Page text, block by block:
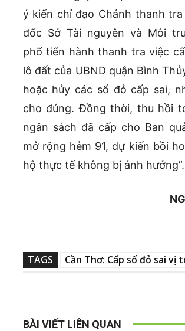
ý kiến chỉ đạo Chánh thanh tra
đốc Sở Tài nguyên và Môi
phố tiến hành thanh tra việc
lô đất của UBND quận Bình
hoặc hủy các sổ đỏ cấp sai,
cho đúng. Đồng thời, thu hồi
ngân sách đã cấp cho Ban
mở rộng hẻm 91, dự kiến bồi
hộ thực tế không bị ảnh hưởng”.
TAGS Cần Thơ: Cấp số đỏ sai vị
BÀI VIẾT LIÊN QUAN